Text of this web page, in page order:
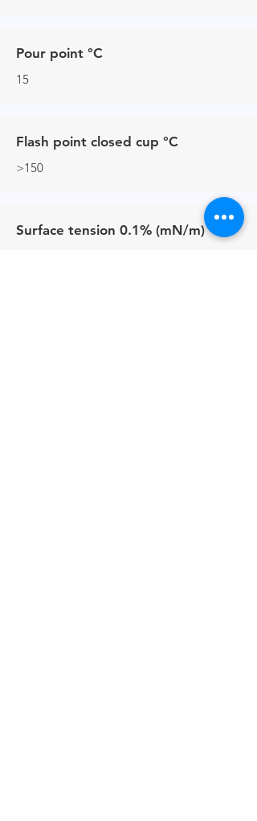
Pour point °C
15
Flash point closed cup °C
>150
Surface tension 0.1% (mN/m)